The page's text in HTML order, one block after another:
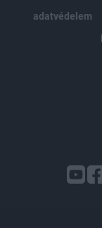
adatvédelem